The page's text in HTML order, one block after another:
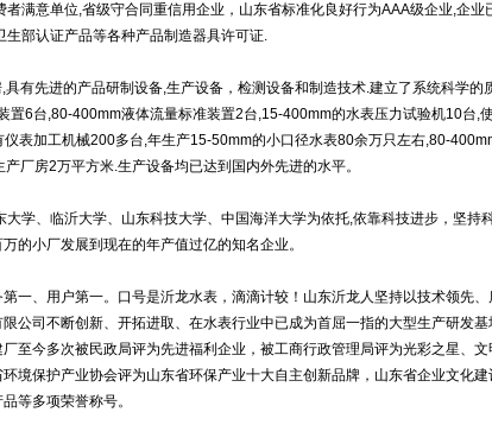
满意单位,省级守合同重信用企业，山东省标准化良好行为AAA级企业,企
部认证产品等各种产品制造器具许可证.
有先进的产品研制设备,生产设备，检测设备和制造技术.建立了系统科学
6台,80-400mm液体流量标准装置2台,15-400mm的水表压力试验机10台,
表加工机械200多台,年生产15-50mm的小口径水表80余万只左右,80-
厂房2万平方米.生产设备均已达到国内外先进的水平。
学、临沂大学、山东科技大学、中国海洋大学为依托,依靠科技进步，坚
的小厂发展到现在的年产值过亿的知名企业。
一、用户第一。口号是沂龙水表，滴滴计较！山东沂龙人坚持以技术领先
公司不断创新、开拓进取、在水表行业中已成为首屈一指的大型生产研发
至今多次被民政局评为先进福利企业，被工商行政管理局评为光彩之星、
境保护产业协会评为山东省环保产业十大自主创新品牌，山东省企业文化
等多项荣誉称号。